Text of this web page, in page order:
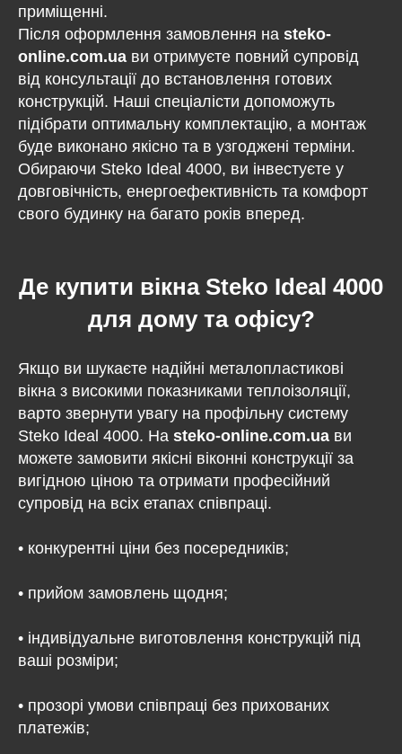
приміщенні.
Після оформлення замовлення на steko-
online.com.ua ви отримуєте повний супровід
від консультації до встановлення готових
конструкцій. Наші спеціалісти допоможуть
підібрати оптимальну комплектацію, а монтаж
буде виконано якісно та в узгоджені терміни.
Обираючи Steko Ideal 4000, ви інвестуєте у
довговічність, енергоефективність та комфорт
свого будинку на багато років вперед.
Де купити вікна Steko Ideal 4000
для дому та офісу?
Якщо ви шукаєте надійні металопластикові
вікна з високими показниками теплоізоляції,
варто звернути увагу на профільну систему
Steko Ideal 4000. На steko-online.com.ua ви
можете замовити якісні віконні конструкції за
вигідною ціною та отримати професійний
супровід на всіх етапах співпраці.
• конкурентні ціни без посередників;
• прийом замовлень щодня;
• індивідуальне виготовлення конструкцій під
ваші розміри;
• прозорі умови співпраці без прихованих
платежів;